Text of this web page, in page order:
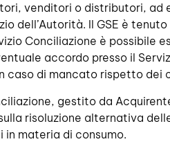
venditori o distributori, ad
dell’Autorità. Il GSE è
Conciliazione è possibile
accordo presso il
caso di mancato rispetto dei
gestito da
risoluzione alternativa
in materia di consumo.